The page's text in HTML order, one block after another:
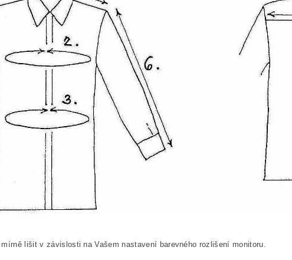
lišit v závislosti na Vašem nastavení barevného rozlišení monitoru.